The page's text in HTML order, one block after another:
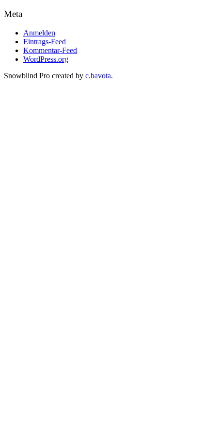
Meta
Anmelden
Eintrags-Feed
Kommentar-Feed
WordPress.org
Snowblind Pro created by c.bavota.